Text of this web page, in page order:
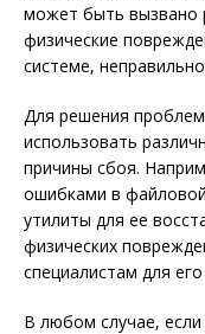
может быть вызвано
физические
системе,
Для решения
использовать
причины сбоя.
ошибками в
утилиты для ее
физических
специалистам для
В любом случае,